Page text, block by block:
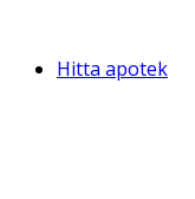
Hitta apotek